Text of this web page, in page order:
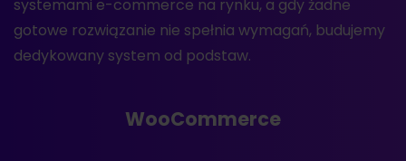
systemami e-commerce na rynku, a gdy żadne
gotowe rozwiązanie nie spełnia wymagań, budujemy
dedykowany system od podstaw.
WooCommerce